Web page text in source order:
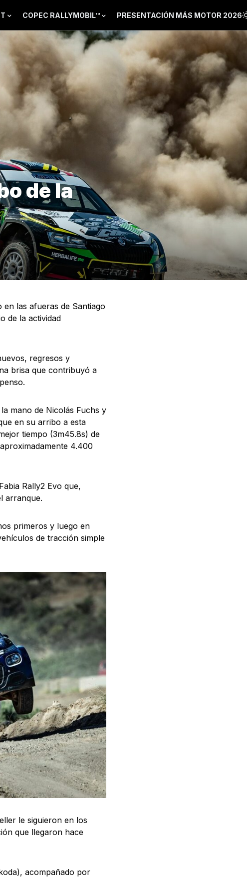
COPEC RALLYMOBIL™ PRESENTACIÓN MÁS MOTOR 2026
de la
las afueras de Santiago
de la actividad
regresos y
brisa que contribuyó a
mano de Nicolás Fuchs y
en su arribo a esta
tiempo (3m45.8s) de
4.400
Rally2 Evo que,
arranque.
primeros y luego en
de tracción simple
le siguieron en los
que llegaron hace
acompañado por